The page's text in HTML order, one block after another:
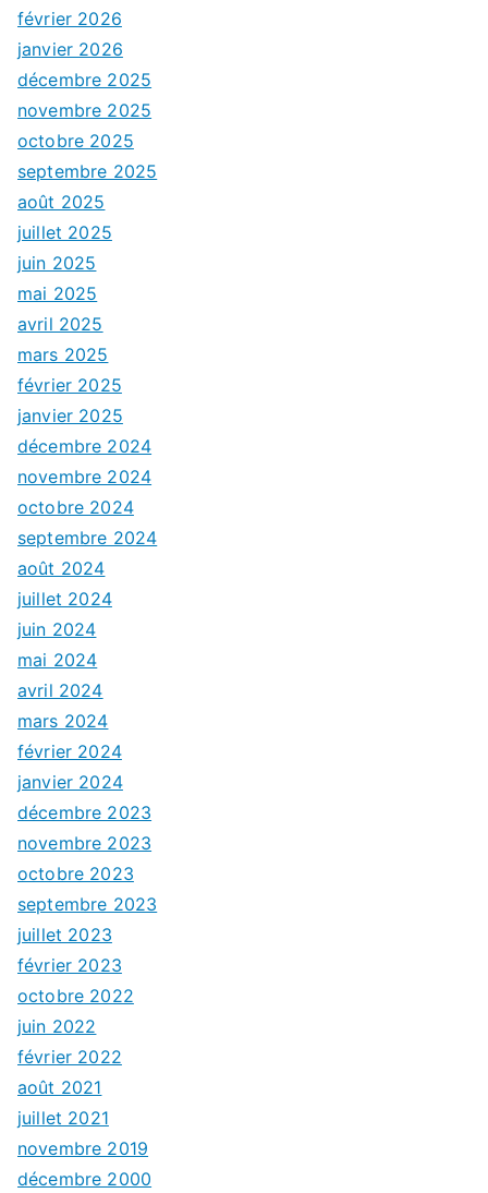
février 2026
janvier 2026
décembre 2025
novembre 2025
octobre 2025
septembre 2025
août 2025
juillet 2025
juin 2025
mai 2025
avril 2025
mars 2025
février 2025
janvier 2025
décembre 2024
novembre 2024
octobre 2024
septembre 2024
août 2024
juillet 2024
juin 2024
mai 2024
avril 2024
mars 2024
février 2024
janvier 2024
décembre 2023
novembre 2023
octobre 2023
septembre 2023
juillet 2023
février 2023
octobre 2022
juin 2022
février 2022
août 2021
juillet 2021
novembre 2019
décembre 2000